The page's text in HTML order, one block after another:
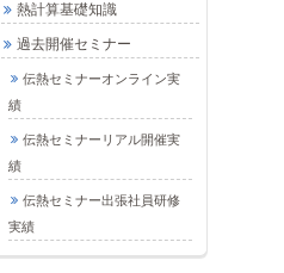
熱計算基礎知識
過去開催セミナー
伝熱セミナーオンライン実
績
伝熱セミナーリアル開催実
績
伝熱セミナー出張社員研修
実績